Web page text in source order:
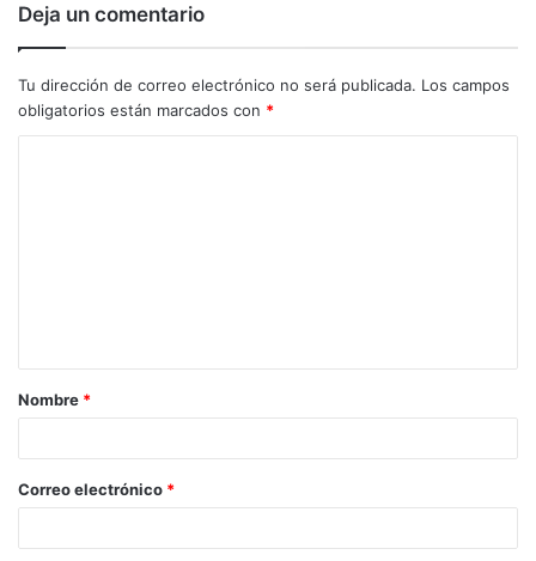
Deja un comentario
Tu dirección de correo electrónico no será publicada. Los campos
obligatorios están marcados con *
a
r
*
Nombre *
Correo electrónico *